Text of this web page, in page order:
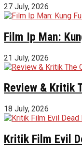
27 July, 2026
Film Ip Man:
21 July, 2026
Review & Kritik
18 July, 2026
Kritik Film Evil